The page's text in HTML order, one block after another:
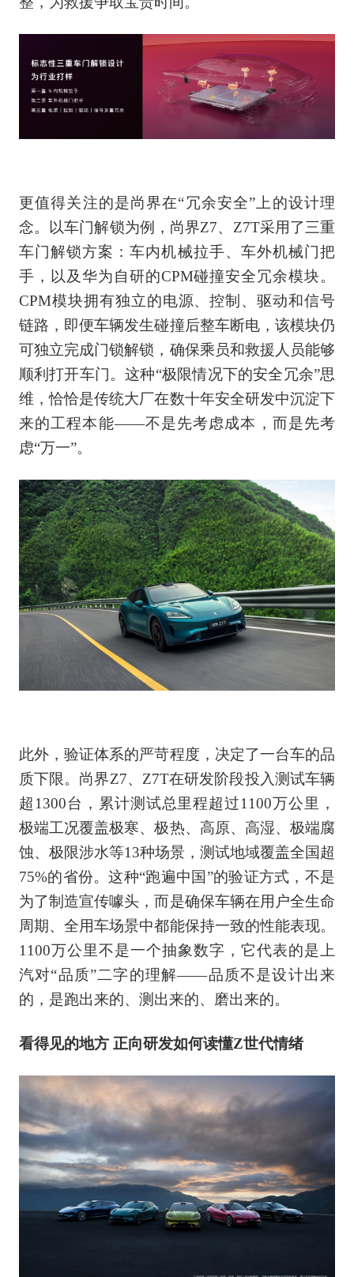
更值得关注的是尚界在“冗余安全”上的设计理
念。以车门解锁为例，尚界Z7、Z7T采用了三重
车门解锁方案：车内机械拉手、车外机械门把
手，以及华为自研的CPM碰撞安全冗余模块。
CPM模块拥有独立的电源、控制、驱动和信号
链路，即便车辆发生碰撞后整车断电，该模块仍
可独立完成门锁解锁，确保乘员和救援人员能够
顺利打开车门。这种“极限情况下的安全冗余”思
维，恰恰是传统大厂在数十年安全研发中沉淀下
来的工程本能——不是先考虑成本，而是先考
虑“万一”。
此外，验证体系的严苛程度，决定了一台车的品
质下限。尚界Z7、Z7T在研发阶段投入测试车辆
超1300台，累计测试总里程超过1100万公里，
极端工况覆盖极寒、极热、高原、高湿、极端腐
蚀、极限涉水等13种场景，测试地域覆盖全国超
75%的省份。这种“跑遍中国”的验证方式，不是
为了制造宣传噱头，而是确保车辆在用户全生命
周期、全用车场景中都能保持一致的性能表现。
1100万公里不是一个抽象数字，它代表的是上
汽对“品质”二字的理解——品质不是设计出来
的，是跑出来的、测出来的、磨出来的。
看得见的地方 正向研发如何读懂Z世代情绪